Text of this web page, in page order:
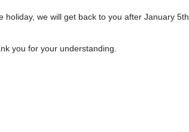
we will get back to you after January 5th.
you for your understanding.